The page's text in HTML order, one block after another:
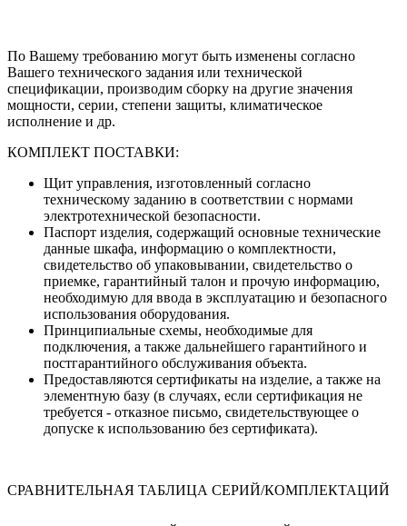
По Вашему требованию могут быть изменены согласно
Вашего технического задания или технической
спецификации, производим сборку на другие значения
мощности, серии, степени защиты, климатическое
исполнение и др.
КОМПЛЕКТ ПОСТАВКИ:
Щит управления, изготовленный согласно
техническому заданию в соответствии с нормами
электротехнической безопасности.
Паспорт изделия, содержащий основные технические
данные шкафа, информацию о комплектности,
свидетельство об упаковывании, свидетельство о
приемке, гарантийный талон и прочую информацию,
необходимую для ввода в эксплуатацию и безопасного
использования оборудования.
Принципиальные схемы, необходимые для
подключения, а также дальнейшего гарантийного и
постгарантийного обслуживания объекта.
Предоставляются сертификаты на изделие, а также на
элементную базу (в случаях, если сертификация не
требуется - отказное письмо, свидетельствующее о
допуске к использованию без сертификата).
СРАВНИТЕЛЬНАЯ ТАБЛИЦА СЕРИЙ/КОМПЛЕКТАЦИЙ